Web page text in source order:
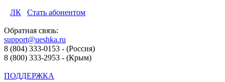
ЛК
Стать абонентом
Обратная связь:
support@ueshka.ru
8 (804) 333-0153 - (Россия)
8 (800) 333-2953 - (Крым)
ПОДДЕРЖКА